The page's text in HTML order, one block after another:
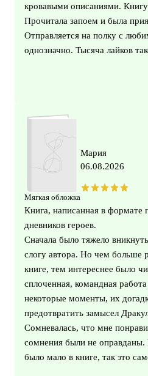
кровавыми описаниями. Книгу
Прочитала запоем и была
Отправляется на полку с
однозначно. Тысяча лайков
Мягкая обложка
Мария
06.08.2026
Книга, написанная в формате
дневников героев.
Сначала было тяжело
слогу автора. Но чем больше
книге, тем интереснее было
сплоченная, командная
некоторые моменты, их
предотвратить замысел
Сомневалась, что мне
сомнения были не оправданы.
было мало в книге, так это